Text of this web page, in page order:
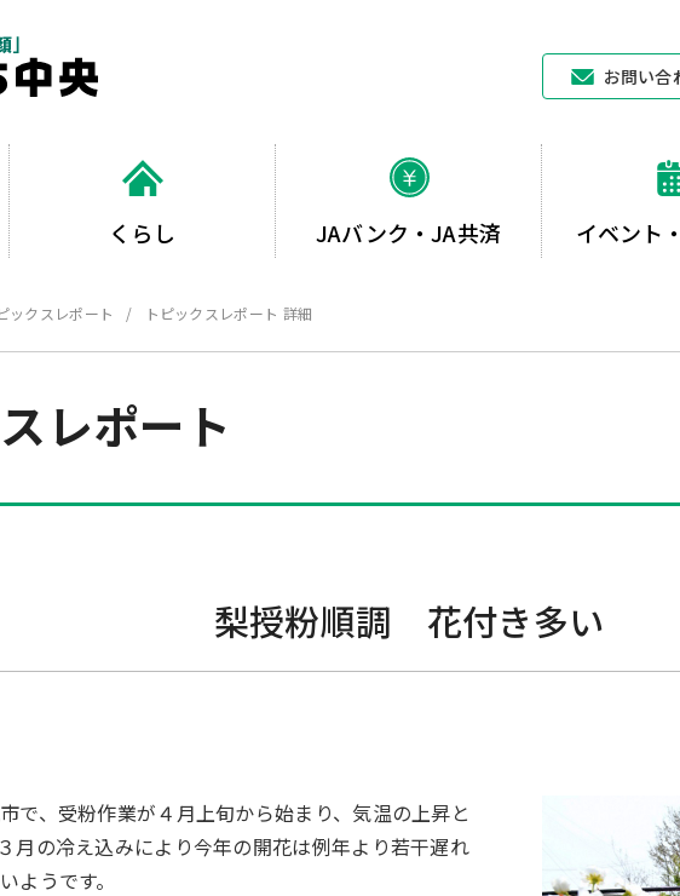
お問い合
くらし JAバンク・JA共済 イベント
ックスレポート トピックスレポート 詳細
レポート
梨授粉順調 花付き多い
で、受粉作業が４月上旬から始まり、気温の上昇と
月の冷え込みにより今年の開花は例年より若干遅れ
ようです。